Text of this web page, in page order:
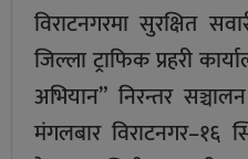
विराटनगरमा सुरक्षित
जिल्ला ट्राफिक प्रहरी
अभियान” निरन्तर
मंगलबार विराटनगर–१६